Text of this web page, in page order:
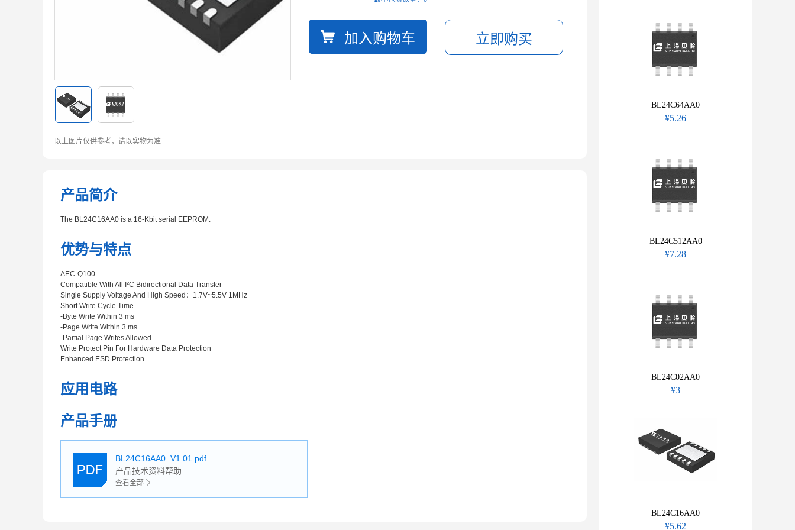
以上图片仅供参考，请以实物为准
产品简介
The BL24C16AA0 is a 16-Kbit serial EEPROM.
优势与特点
AEC-Q100
Compatible With All I²C Bidirectional Data Transfer
Single Supply Voltage And High Speed：1.7V~5.5V 1MHz
Short Write Cycle Time
-Byte Write Within 3 ms
-Page Write Within 3 ms
-Partial Page Writes Allowed
Write Protect Pin For Hardware Data Protection
Enhanced ESD Protection
应用电路
产品手册
BL24C16AA0_V1.01.pdf
产品技术资料帮助
查看全部
BL24C64AA0
¥5.26
BL24C512AA0
¥7.28
BL24C02AA0
¥3
BL24C16AA0
¥5.62